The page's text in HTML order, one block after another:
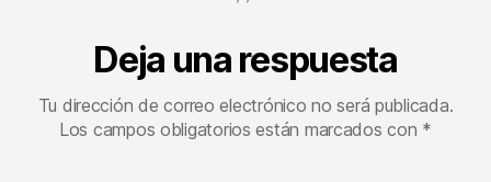
Deja una respuesta
Tu dirección de correo electrónico no será publicada.
Los campos obligatorios están marcados con *